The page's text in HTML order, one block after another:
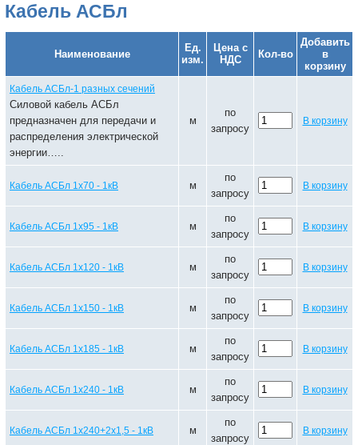
Кабель АСБл
Наименование
Ед.
изм.
Цена с
НДС
Кол-во
Добавить
в
корзину
Кабель АСБл-1 разных сечений
Силовой кабель АСБл
предназначен для передачи и
распределения электрической
энергии…..
м
по
запросу
В корзину
Кабель АСБл 1х70 - 1кВ м
по
запросу
В корзину
Кабель АСБл 1х95 - 1кВ м
по
запросу
В корзину
Кабель АСБл 1х120 - 1кВ м
по
запросу
В корзину
Кабель АСБл 1х150 - 1кВ м
по
запросу
В корзину
Кабель АСБл 1х185 - 1кВ м
по
запросу
В корзину
Кабель АСБл 1х240 - 1кВ м
по
запросу
В корзину
Кабель АСБл 1х240+2х1,5 - 1кВ м
по
запросу
В корзину